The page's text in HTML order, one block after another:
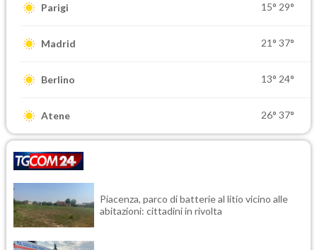
Parigi 15° 29°
Madrid 21° 37°
Berlino 13° 24°
Atene 26° 37°
Piacenza, parco di batterie al litio vicino alle
abitazioni: cittadini in rivolta